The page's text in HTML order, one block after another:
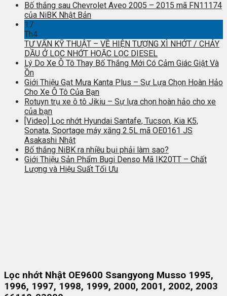
Bố thắng sau Chevrolet Aveo 2005 – 2015 mã FN11174
của NiBK Nhật Bản
17
Th4
TƯ VẤN KỸ THUẬT – VỀ HIỆN TƯỢNG XÌ NHỚT / CHẢY
DẦU Ở LỌC NHỚT HOẶC LỌC DIESEL
Lý Do Xe Ô Tô Thay Bố Thắng Mới Có Cảm Giác Giật Và
Ồn
Giới Thiệu Gạt Mưa Kanta Plus – Sự Lựa Chọn Hoàn Hảo
Cho Xe Ô Tô Của Bạn
Rotuyn trụ xe ô tô Jikiu – Sự lựa chọn hoàn hảo cho xe
của bạn
[Video] Lọc nhớt Hyundai Santafe, Tucson, Kia K5,
Sonata, Sportage máy xăng 2.5L mã OE0161 JS
Asakashi Nhật
Bố thắng NiBK ra nhiều bụi phải làm sao?
Giới Thiệu Sản Phẩm Bugi Denso Mã IK20TT – Chất
Lượng và Hiệu Suất Tối Ưu
Lọc nhớt Nhật OE9600 Ssangyong Musso 1995,
1996, 1997, 1998, 1999, 2000, 2001, 2002, 2003